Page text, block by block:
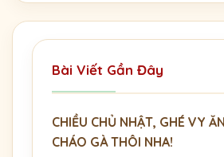
Bài Viết Gần Đây
CHIỀU CHỦ NHẬT, GHÉ VY
CHÁO GÀ THÔI NHA!